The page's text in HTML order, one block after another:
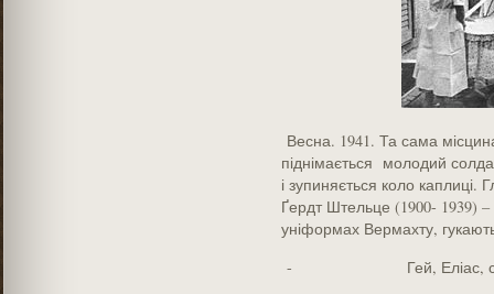
Весна. 1941. Та сама
піднімається молодий
і зупиняється коло каплиці.
Ґердт Штельце (1900- 1939)
уніформах Вермахту,
- Гей, Еліас,